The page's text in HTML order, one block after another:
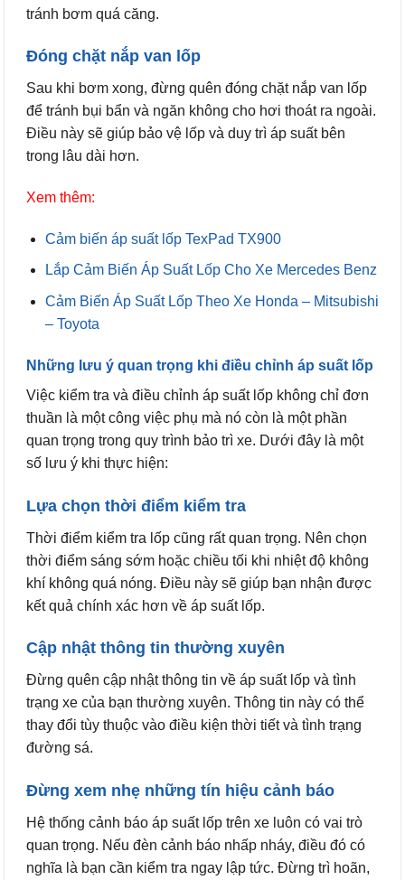
tránh bơm quá căng.
Đóng chặt nắp van lốp
Sau khi bơm xong, đừng quên đóng chặt nắp van lốp
để tránh bụi bẩn và ngăn không cho hơi thoát ra ngoài.
Điều này sẽ giúp bảo vệ lốp và duy trì áp suất bên
trong lâu dài hơn.
Xem thêm:
Cảm biến áp suất lốp TexPad TX900
Lắp Cảm Biến Áp Suất Lốp Cho Xe Mercedes Benz
Cảm Biến Áp Suất Lốp Theo Xe Honda – Mitsubishi
– Toyota
Những lưu ý quan trọng khi điều chỉnh áp suất lốp
Việc kiểm tra và điều chỉnh áp suất lốp không chỉ đơn
thuần là một công việc phụ mà nó còn là một phần
quan trọng trong quy trình bảo trì xe. Dưới đây là một
số lưu ý khi thực hiện:
Lựa chọn thời điểm kiểm tra
Thời điểm kiểm tra lốp cũng rất quan trọng. Nên chọn
thời điểm sáng sớm hoặc chiều tối khi nhiệt độ không
khí không quá nóng. Điều này sẽ giúp bạn nhận được
kết quả chính xác hơn về áp suất lốp.
Cập nhật thông tin thường xuyên
Đừng quên cập nhật thông tin về áp suất lốp và tình
trạng xe của bạn thường xuyên. Thông tin này có thể
thay đổi tùy thuộc vào điều kiện thời tiết và tình trạng
đường sá.
Đừng xem nhẹ những tín hiệu cảnh báo
Hệ thống cảnh báo áp suất lốp trên xe luôn có vai trò
quan trọng. Nếu đèn cảnh báo nhấp nháy, điều đó có
nghĩa là bạn cần kiểm tra ngay lập tức. Đừng trì hoãn,